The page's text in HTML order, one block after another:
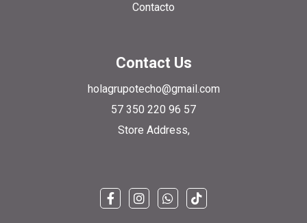
Contacto
Contact Us
holagrupotecho@gmail.com
57 350 220 96 57
Store Address,